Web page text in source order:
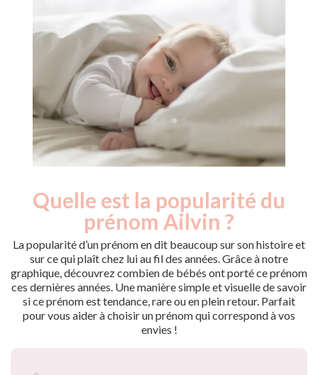
Quelle est la popularité du
prénom Ailvin ?
La popularité d’un prénom en dit beaucoup sur son histoire et
sur ce qui plaît chez lui au fil des années. Grâce à notre
graphique, découvrez combien de bébés ont porté ce prénom
ces dernières années. Une manière simple et visuelle de savoir
si ce prénom est tendance, rare ou en plein retour. Parfait
pour vous aider à choisir un prénom qui correspond à vos
envies !
Popularité du
prénom Ailvin par
année
Année
Nouveaux-
nés
2001
8
2005
4
2006
5